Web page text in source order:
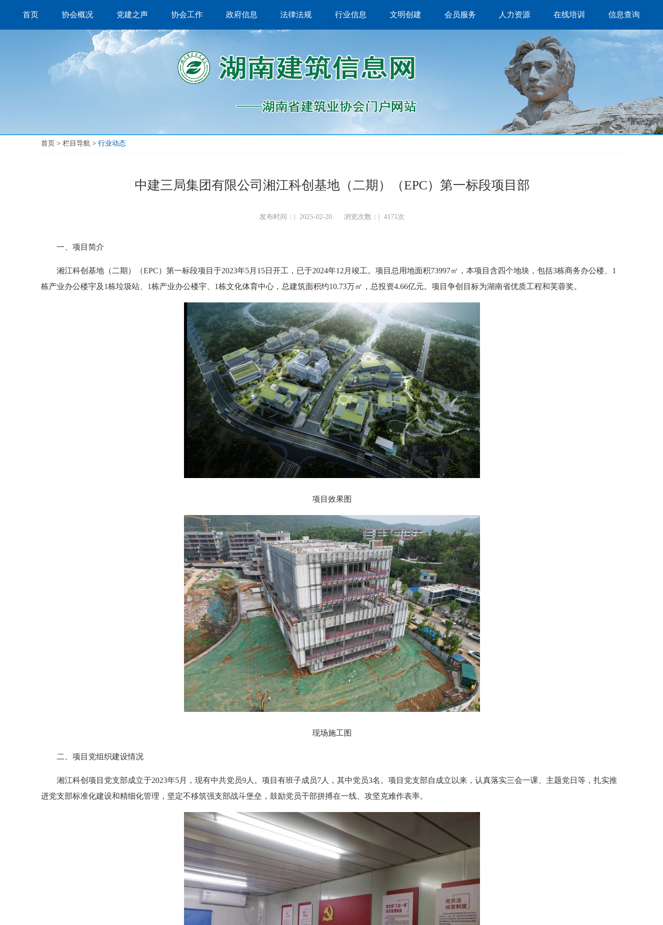
首页 协会概况 党建之声 协会工作 政府信息 法律法规 行业信息 文明创建 会员服务 人力资源 在线培训 信息查询
首页 > 栏目导航 > 行业动态
中建三局集团有限公司湘江科创基地（二期）（EPC）第一标段项目部
发布时间：| 2025-02-20 浏览次数：| 4171次
一、项目简介
湘江科创基地（二期）（EPC）第一标段项目于2023年5月15日开工，已于2024年12月竣工。项目总用地面积73997㎡，本项目含四个地块，包括3栋商务办公楼、1
栋产业办公楼宇及1栋垃圾站、1栋产业办公楼宇、1栋文化体育中心，总建筑面积约10.73万㎡，总投资4.66亿元。项目争创目标为湖南省优质工程和芙蓉奖。
项目效果图
现场施工图
二、项目党组织建设情况
湘江科创项目党支部成立于2023年5月，现有中共党员9人。项目有班子成员7人，其中党员3名。项目党支部自成立以来，认真落实三会一课、主题党日等，扎实推
进党支部标准化建设和精细化管理，坚定不移筑强支部战斗堡垒，鼓励党员干部拼搏在一线、攻坚克难作表率。